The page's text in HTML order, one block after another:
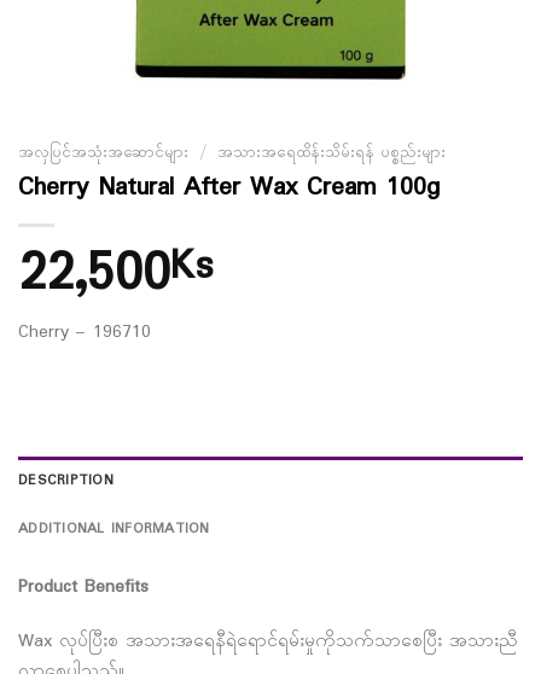
အလှပြင်အသုံးအဆောင်များ / အသားအရေထိန်းသိမ်းရန် ပစ္စည်းများ
Cherry Natural After Wax Cream 100g
22,500Ks
Cherry – 196710
DESCRIPTION
ADDITIONAL INFORMATION
Product Benefits
Wax လုပ်ပြီးစ အသားအရေနီရဲရောင်ရမ်းမှုကိုသက်သာစေပြီး အသားညီ